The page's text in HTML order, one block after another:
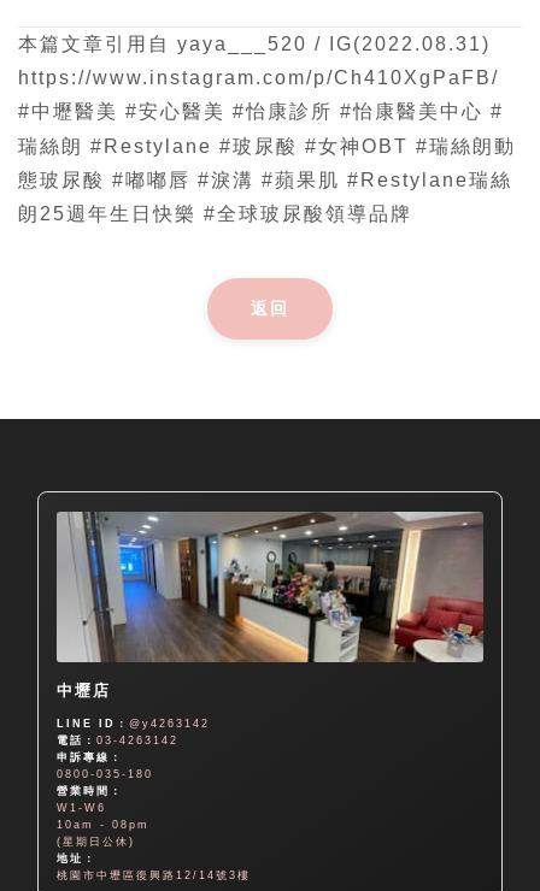
本篇文章引用自 yaya___520 / IG(2022.08.31)
https://www.instagram.com/p/Ch410XgPaFB/
#中壢醫美 #安心醫美 #怡康診所 #怡康醫美中心 #
瑞絲朗 #Restylane #玻尿酸 #女神OBT #瑞絲朗動
態玻尿酸 #嘟嘟唇 #淚溝 #蘋果肌 #Restylane瑞絲
朗25週年生日快樂 #全球玻尿酸領導品牌
返回
中壢店
LINE ID：@y4263142
電話：03-4263142
申訴專線：
0800-035-180
營業時間：
W1-W6
10am - 08pm
(星期日公休)
地址：
桃園市中壢區復興路12/14號3樓